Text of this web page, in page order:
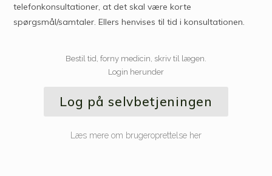
telefonkonsultationer, at det skal være korte
spørgsmål/samtaler. Ellers henvises til tid i konsultationen.
Bestil tid, forny medicin, skriv til lægen.
Login herunder
Log på selvbetjeningen
Læs mere om brugeroprettelse her